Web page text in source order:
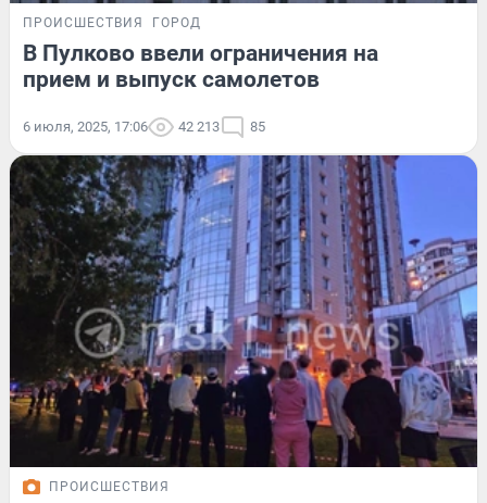
ПРОИСШЕСТВИЯ ГОРОД
В Пулково ввели ограничения на
прием и выпуск самолетов
6 июля, 2025, 17:06 42 213 85
ПРОИСШЕСТВИЯ